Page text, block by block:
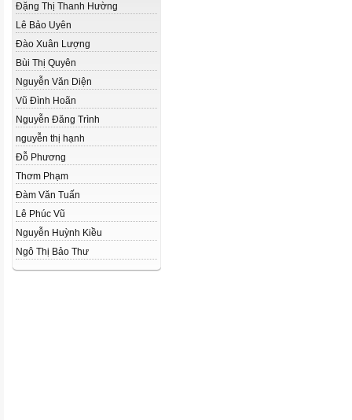
Đặng Thị Thanh Hường
Lê Bảo Uyên
Đào Xuân Lượng
Bùi Thị Quyên
Nguyễn Văn Diện
Vũ Đình Hoãn
Nguyễn Đăng Trình
nguyễn thị hạnh
Đỗ Phương
Thơm Phạm
Đàm Văn Tuấn
Lê Phúc Vũ
Nguyễn Huỳnh Kiều
Ngô Thị Bảo Thư